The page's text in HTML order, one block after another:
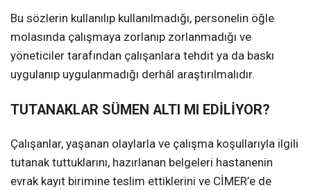
Bu sözlerin kullanılıp kullanılmadığı, personelin öğle
molasında çalışmaya zorlanıp zorlanmadığı ve
yöneticiler tarafından çalışanlara tehdit ya da baskı
uygulanıp uygulanmadığı derhâl araştırılmalıdır.
TUTANAKLAR SÜMEN ALTI MI EDİLİYOR?
Çalışanlar, yaşanan olaylarla ve çalışma koşullarıyla ilgili
tutanak tuttuklarını, hazırlanan belgeleri hastanenin
evrak kayıt birimine teslim ettiklerini ve CİMER’e de